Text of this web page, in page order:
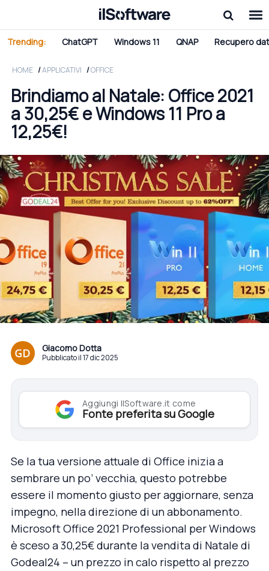
Trending: ChatGPT Windows 11 QNAP Recupero
HOME APPLICATIVI OFFICE
Brindiamo al Natale: Office 2021
a 30,25€ e Windows 11 Pro a
12,25€!
Giacomo Dotta
Pubblicato il 17 dic 2025
Aggiungi IlSoftware.it come
Fonte preferita su Google
Se la tua versione attuale di Office inizia a
sembrare un po’ vecchia, questo potrebbe
essere il momento giusto per aggiornare, senza
impegno, nella direzione di un abbonamento.
Microsoft Office 2021 Professional per Windows
è sceso a 30,25€ durante la vendita di Natale di
Godeal24 – un prezzo in calo rispetto al prezzo